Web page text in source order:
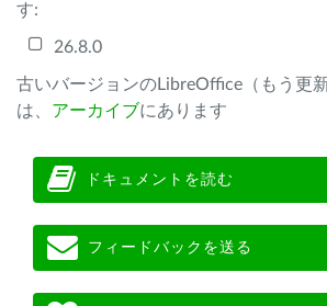
す:
26.8.0
古いバージョンのLibreOffice（もう更
は、 アーカイブにあります
ドキュメントを読む
フィードバックを送る